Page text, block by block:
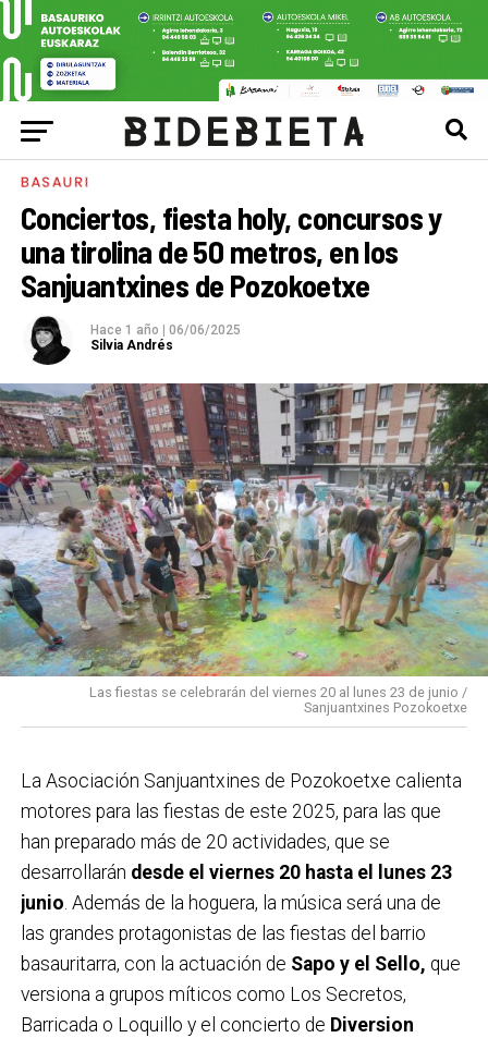
BASAURI
Conciertos, fiesta holy, concursos y
una tirolina de 50 metros, en los
Sanjuantxines de Pozokoetxe
Hace 1 año
06/06/2025
Silvia Andrés
Las fiestas se celebrarán del viernes 20 al lunes 23 de junio /
Sanjuantxines Pozokoetxe
La Asociación Sanjuantxines de Pozokoetxe calienta
motores para las fiestas de este 2025, para las que
han preparado más de 20 actividades, que se
desarrollarán desde el viernes 20 hasta el lunes 23
junio. Además de la hoguera, la música será una de
las grandes protagonistas de las fiestas del barrio
basauritarra, con la actuación de Sapo y el Sello, que
versiona a grupos míticos como Los Secretos,
Barricada o Loquillo y el concierto de Diversion